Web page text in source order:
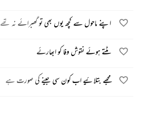
اپنے ماحول سے کچھ یوں بھی تو گھبرائے نہ تھے
مٹتے ہوئے نقوش وفا کو ابھارئے
مجھے بتلائیے اب کون سی جینے کی صورت ہے